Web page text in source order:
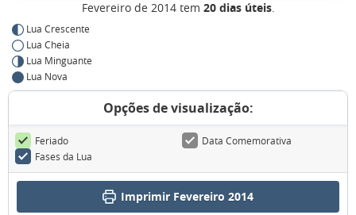
Fevereiro de 2014 tem 20 dias úteis.
Lua Crescente
Lua Cheia
Lua Minguante
Lua Nova
Opções de visualização:
Feriado
Data Comemorativa
Fases da Lua
Imprimir Fevereiro 2014